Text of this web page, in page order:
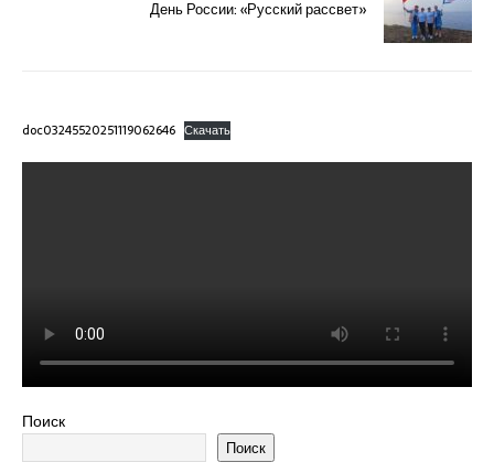
День России: «Русский рассвет»
doc03245520251119062646 Скачать
Поиск
Поиск